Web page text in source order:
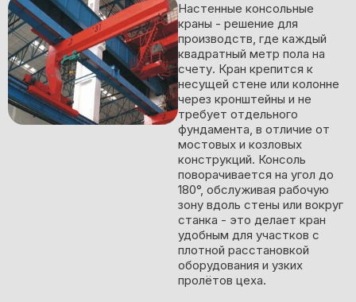
Настенные консольные
краны - решение для
производств, где каждый
квадратный метр пола на
счету. Кран крепится к
несущей стене или колонне
через кронштейны и не
требует отдельного
фундамента, в отличие от
мостовых и козловых
конструкций. Консоль
поворачивается на угол до
180°, обслуживая рабочую
зону вдоль стены или вокруг
станка - это делает кран
удобным для участков с
плотной расстановкой
оборудования и узких
пролётов цеха.